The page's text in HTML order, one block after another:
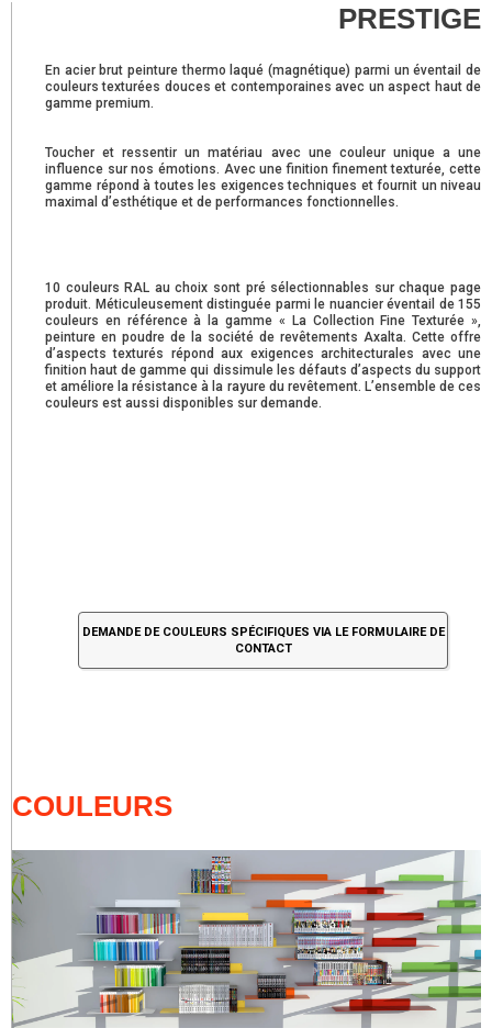
PRESTIGE
En acier brut peinture thermo laqué (magnétique) parmi un éventail de
couleurs texturées douces et contemporaines avec un aspect haut de
gamme premium.
Toucher et ressentir un matériau avec une couleur unique a une
influence sur nos émotions. Avec une finition finement texturée, cette
gamme répond à toutes les exigences techniques et fournit un niveau
maximal d’esthétique et de performances fonctionnelles.
10 couleurs RAL au choix sont pré sélectionnables sur chaque page
produit. Méticuleusement distinguée parmi le nuancier éventail de 155
couleurs en référence à la gamme « La Collection Fine Texturée »,
peinture en poudre de la société de revêtements Axalta. Cette offre
d’aspects texturés répond aux exigences architecturales avec une
finition haut de gamme qui dissimule les défauts d’aspects du support
et améliore la résistance à la rayure du revêtement. L’ensemble de ces
couleurs est aussi disponibles sur demande.
DEMANDE DE COULEURS SPÉCIFIQUES VIA LE FORMULAIRE DE
CONTACT
COULEURS